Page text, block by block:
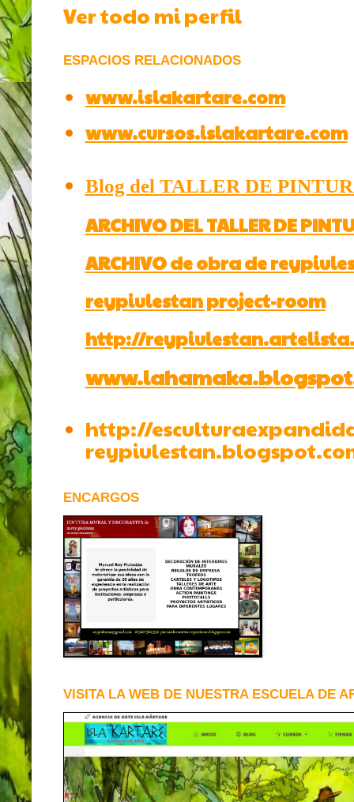
Ver todo mi perfil
ESPACIOS RELACIONADOS
www.islakartare.com
www.cursos.islakartare.com
Blog del TALLER DE
ARCHIVO DEL TALLER DE
ARCHIVO de obra de
reypiulestan project-room
http://
http://
ENCARGOS
VISITA LA WEB DE NUESTRA ESCUELA DE